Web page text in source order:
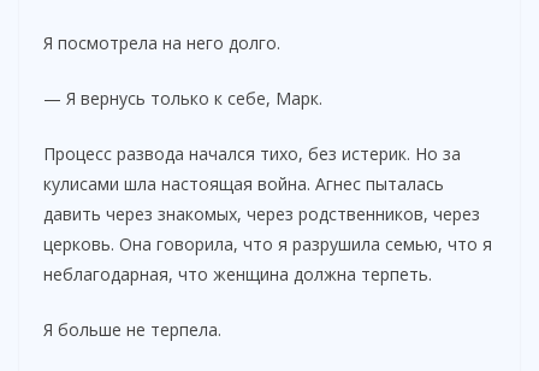
Я посмотрела на него долго.
— Я вернусь только к себе, Марк.
Процесс развода начался тихо, без истерик. Но за
кулисами шла настоящая война. Агнес пыталась
давить через знакомых, через родственников, через
церковь. Она говорила, что я разрушила семью, что я
неблагодарная, что женщина должна терпеть.
Я больше не терпела.